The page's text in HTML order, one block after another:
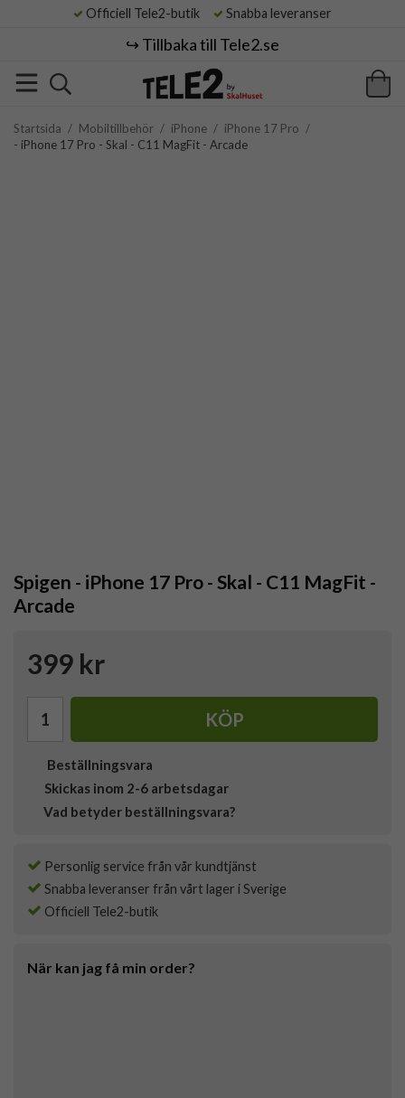
Officiell Tele2-butik Snabba leveranser
↪️ Tillbaka till Tele2.se
Startsida / Mobiltillbehör / iPhone / iPhone 17 Pro /
- iPhone 17 Pro - Skal - C11 MagFit - Arcade
Spigen - iPhone 17 Pro - Skal - C11 MagFit -
Arcade
399 kr
KÖP
Beställningsvara
Skickas inom 2-6 arbetsdagar
Vad betyder beställningsvara?
Personlig service från vår kundtjänst
Snabba leveranser från vårt lager i Sverige
Officiell Tele2-butik
När kan jag få min order?